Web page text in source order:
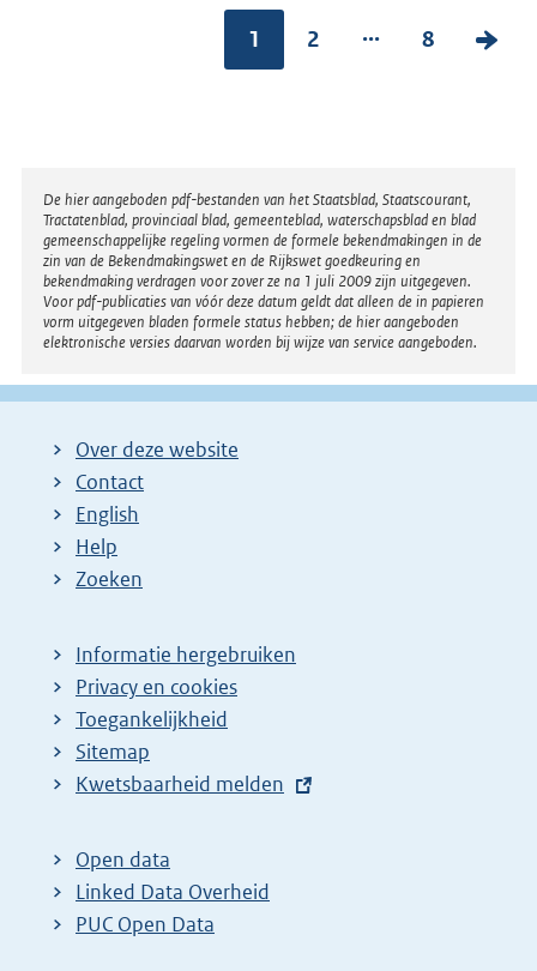
1 2 ... 8
V
g
Disclaimer
De hier aangeboden pdf-bestanden van het Staatsblad, Staatscourant,
Tractatenblad, provinciaal blad, gemeenteblad, waterschapsblad en blad
gemeenschappelijke regeling vormen de formele bekendmakingen in de
zin van de Bekendmakingswet en de Rijkswet goedkeuring en
bekendmaking verdragen voor zover ze na 1 juli 2009 zijn uitgegeven.
Voor pdf-publicaties van vóór deze datum geldt dat alleen de in papieren
vorm uitgegeven bladen formele status hebben; de hier aangeboden
elektronische versies daarvan worden bij wijze van service aangeboden.
Over deze website
Contact
English
Help
Zoeken
Informatie hergebruiken
Privacy en cookies
Toegankelijkheid
Sitemap
E
t
e
r
Kwetsbaarheid melden
Open data
Linked Data Overheid
PUC Open Data